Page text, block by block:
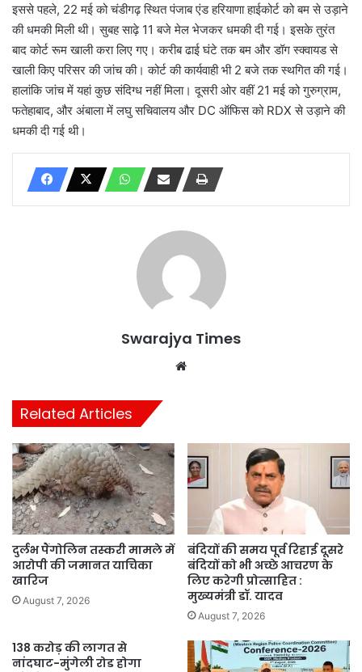
इससे पहले, 22 मई को चंडीगढ़ स्थित पंजाब एंड हरियाणा हाईकोर्ट को बम से उड़ाने
की धमकी मिली थी। सुबह साढ़े 11 बजे मेल भेजकर धमकी दी गई। इसके तुरंत
बाद कोर्ट रूम खाली करा लिए गए। करीब ढाई घंटे तक बम और डॉग स्क्वायड से
खाली किए परिसर की जांच की। कोर्ट की कार्यवाही भी 2 बजे तक स्थगित की गई।
हालांकि जांच में यहां कुछ संदिग्ध नहीं मिला। दूसरी ओर वहीं 21 मई को गुरुग्राम,
फतेहाबाद, और अंबाला में लघु सचिवालय और DC ऑफिस को RDX से उड़ाने की
धमकी दी गई थी।
Swarajya Times
Related Articles
दुर्लभ पैंगोलिन तस्करी मामले में
आरोपी की जमानत याचिका
खारिज
August 7, 2026
बंदियों की समय पूर्व रिहाई दूसरे
बंदियों को भी अच्छे आचरण के
लिए करेगी प्रोत्साहित :
मुख्यमंत्री डॉ. यादव
August 7, 2026
138 करोड़ की लागत से
नांदघाट-मुंगेली रोड होगा